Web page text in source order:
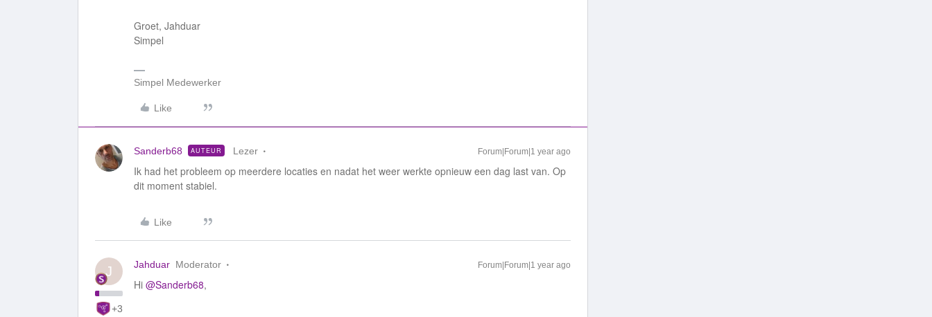
Groet, Jahduar
Simpel
Simpel Medewerker
Like
Sanderb68 AUTEUR Lezer Forum|Forum|1 year ago
Ik had het probleem op meerdere locaties en nadat het weer werkte opnieuw een dag last van. Op
dit moment stabiel.
Like
J
+3
Jahduar Moderator Forum|Forum|1 year ago
Hi @Sanderb68,